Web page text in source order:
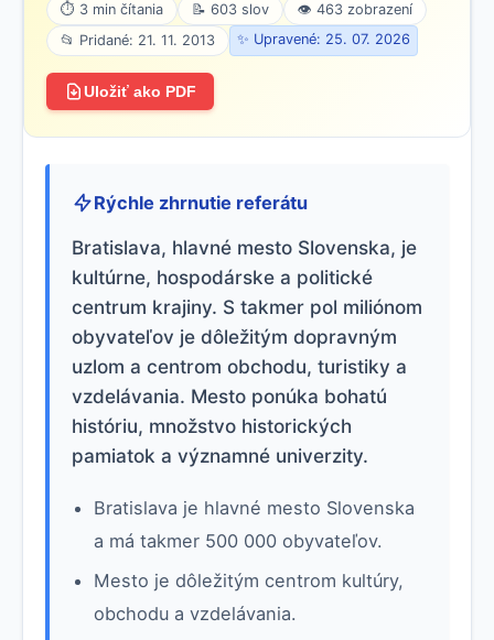
⏱ 3 min čítania 📝 603 slov
👁 463 zobrazení
📂 Pridané: 21. 11. 2013
✨ Upravené: 25. 07. 2026
Uložiť ako PDF
Rýchle zhrnutie referátu
Bratislava, hlavné mesto Slovenska, je
kultúrne, hospodárske a politické
centrum krajiny. S takmer pol miliónom
obyvateľov je dôležitým dopravným
uzlom a centrom obchodu, turistiky a
vzdelávania. Mesto ponúka bohatú
históriu, množstvo historických
pamiatok a významné univerzity.
Bratislava je hlavné mesto Slovenska
a má takmer 500 000 obyvateľov.
Mesto je dôležitým centrom kultúry,
obchodu a vzdelávania.